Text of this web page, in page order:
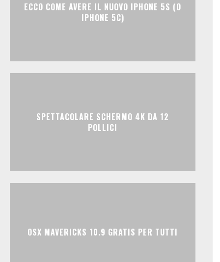
ECCO COME AVERE IL NUOVO IPHONE 5S (O
IPHONE 5C)
SPETTACOLARE SCHERMO 4K DA 12
POLLICI
OSX MAVERICKS 10.9 GRATIS PER TUTTI